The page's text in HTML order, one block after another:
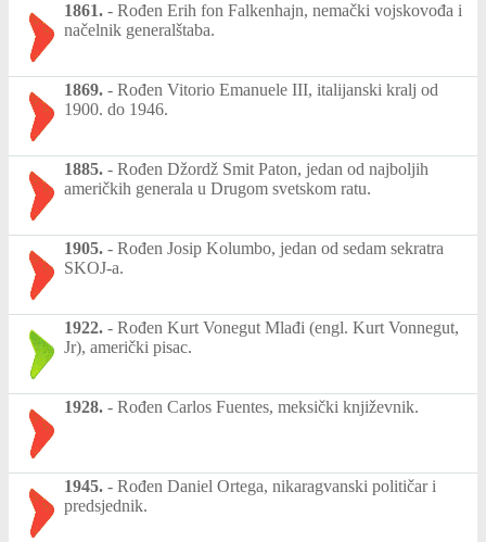
1861. - Rođen Erih fon Falkenhajn, nemački vojskovođa i
načelnik generalštaba.
1869. - Rođen Vitorio Emanuele III, italijanski kralj od
1900. do 1946.
1885. - Rođen Džordž Smit Paton, jedan od najboljih
američkih generala u Drugom svetskom ratu.
1905. - Rođen Josip Kolumbo, jedan od sedam sekratra
SKOJ-a.
1922. - Rođen Kurt Vonegut Mlađi (engl. Kurt Vonnegut,
Jr), američki pisac.
1928. - Rođen Carlos Fuentes, meksički književnik.
1945. - Rođen Daniel Ortega, nikaragvanski političar i
predsjednik.